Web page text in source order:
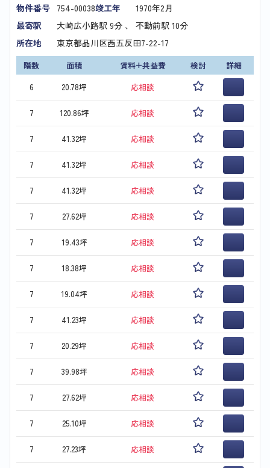
物件番号 754-00038竣工年
1970年2月
最寄駅
大崎広小路駅 9分 、 不動前駅 10分
所在地
東京都品川区西五反田7-22-17
階数 面積 賃料+共益費 検討
詳細
6
20.78坪 応相談
7 120.86坪 応相談
7 41.32坪 応相談
7 41.32坪 応相談
7 41.32坪 応相談
7 27.62坪 応相談
7 19.43坪 応相談
7 18.38坪 応相談
7 19.04坪 応相談
7 41.23坪 応相談
7 20.29坪 応相談
7 39.98坪 応相談
7 27.62坪 応相談
7 25.10坪 応相談
7 27.23坪 応相談